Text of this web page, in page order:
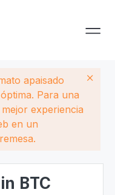
apaisado
Para una
experiencia
en un
BTC